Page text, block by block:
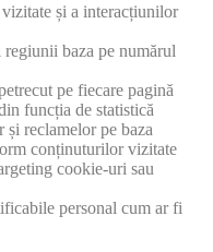
și a interacțiunilor
baza pe numărul
pe fiecare pagină
funcția de statistică
reclamelor pe baza
conținuturilor vizitate
cookie-uri sau
personal cum ar fi